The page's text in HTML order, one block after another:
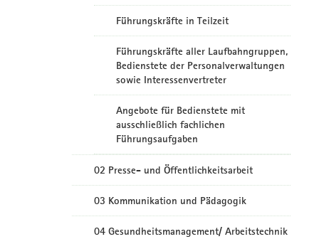
Führungskräfte in Teilzeit
Führungskräfte aller Laufbahngruppen,
Bedienstete der Personalverwaltungen
sowie Interessenvertreter
Angebote für Bedienstete mit
ausschließlich fachlichen
Führungsaufgaben
02 Presse- und Öffentlichkeitsarbeit
03 Kommunikation und Pädagogik
04 Gesundheitsmanagement/ Arbeitstechnik